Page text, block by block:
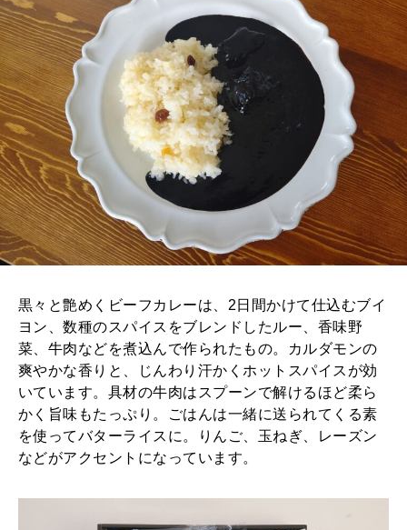
2026年4月号「未来をつくる、学びの教科書。」
2026年3月号「スイーツ予想図 2026」
2026年2月号「良運を掴む 新・開運術。」
2026年1月号「猫がいれば、幸せ」
2025年12月号「お酒の新常識。」
黒々と艶めくビーフカレーは、2日間かけて仕込むブイ
ヨン、数種のスパイスをブレンドしたルー、香味野
菜、牛肉などを煮込んで作られたもの。カルダモンの
爽やかな香りと、じんわり汗かくホットスパイスが効
いています。具材の牛肉はスプーンで解けるほど柔ら
かく旨味もたっぷり。ごはんは一緒に送られてくる素
を使ってバターライスに。りんご、玉ねぎ、レーズン
などがアクセントになっています。